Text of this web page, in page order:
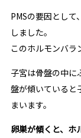
PMSの要因とし
しました。
このホルモンバラ
子宮は骨盤の中に
盤が傾いていると
まいます。
卵巣が傾くと、ホ